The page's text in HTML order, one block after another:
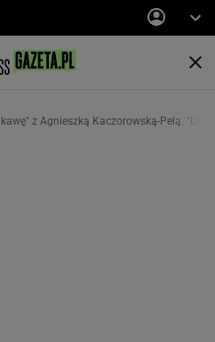
z Agnieszką Kaczorowską-Pelą. "Dla